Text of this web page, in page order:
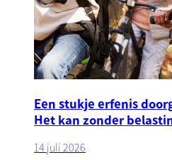
Een stukje erfenis
Het kan zonder
14 juli 2026